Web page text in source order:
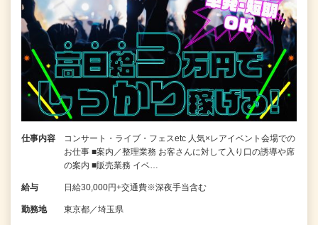
仕事内容
コンサート・ライブ・フェスetc 人気×レアイベント会場での
お仕事 ■案内／整理業務 お客さんに対して入り口の誘導や席
の案内 ■販売業務 イベ…
給与 日給30,000円+交通費※深夜手当含む
勤務地 東京都／埼玉県